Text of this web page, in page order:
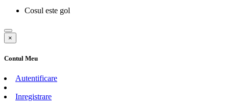
Cosul este gol
×
Contul Meu
Autentificare
Inregistrare